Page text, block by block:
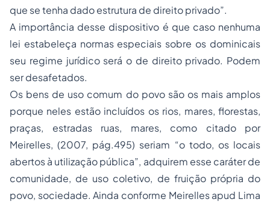
que se tenha dado estrutura de direito privado”.
A importância desse dispositivo é que caso nenhuma
lei estabeleça normas especiais sobre os dominicais
seu regime jurídico será o de direito privado. Podem
ser desafetados.
Os bens de uso comum do povo são os mais amplos
porque neles estão incluídos os rios, mares, florestas,
praças, estradas ruas, mares, como citado por
Meirelles, (2007, pág.495) seriam “o todo, os locais
abertos à utilização pública”, adquirem esse caráter de
comunidade, de uso coletivo, de fruição própria do
povo, sociedade. Ainda conforme Meirelles apud Lima